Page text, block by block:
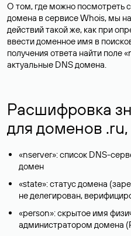
О том, где можно посмотреть
домена в сервисе Whois, мы
действий такой же, как при
ввести доменное имя в
получения ответа найти поле
актуальные DNS домена.
Расшифровка
для доменов
«nserver»: список DNS-
домен
«state»: статус домена
не делегирован,
«person»: скрытое имя
администратором домена